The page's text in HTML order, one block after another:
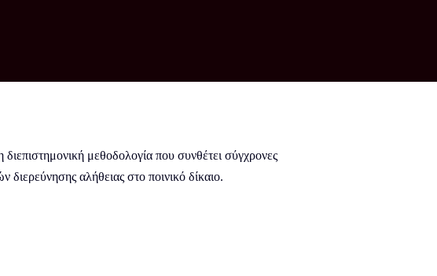
μεθοδολογία που συνθέτει σύγχρονες
διερεύνησης αλήθειας στο ποινικό δίκαιο.